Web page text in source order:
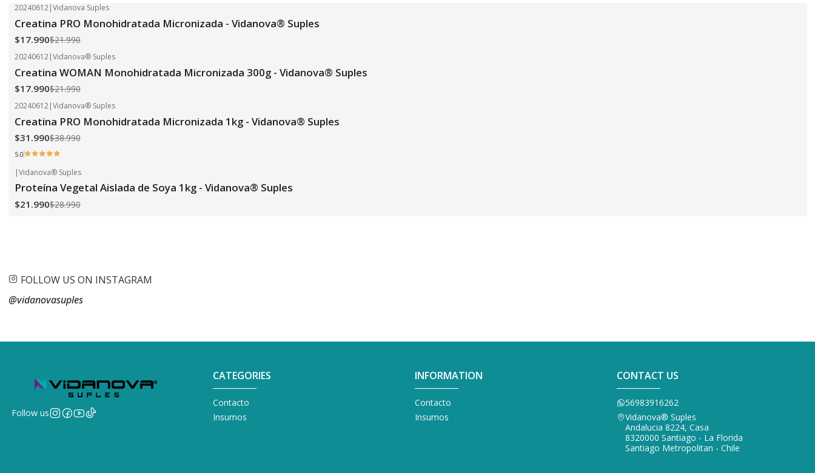
-18% OFF
20240612|Vidanova Suples
Creatina PRO Monohidratada Micronizada - Vidanova® Suples
$17.990$21.990
-18% OFF
20240612|Vidanova® Suples
Creatina WOMAN Monohidratada Micronizada 300g - Vidanova® Suples
$17.990$21.990
-18% OFF
20240612|Vidanova® Suples
Creatina PRO Monohidratada Micronizada 1kg - Vidanova® Suples
$31.990$38.990
5.0
-24% OFF
|Vidanova® Suples
Proteína Vegetal Aislada de Soya 1kg - Vidanova® Suples
$21.990$28.990
FOLLOW US ON INSTAGRAM
@vidanovasuples
Follow us
CATEGORIES
Contacto
Insumos
INFORMATION
Contacto
Insumos
CONTACT US
56983916262
Vidanova® Suples
Andalucia 8224, Casa
8320000 Santiago - La Florida
Santiago Metropolitan - Chile